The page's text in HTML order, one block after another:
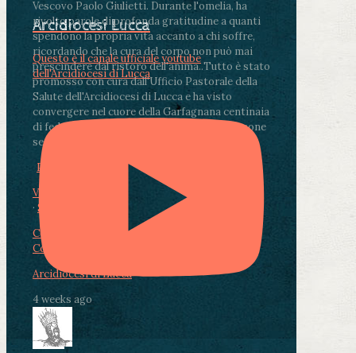
Vescovo Paolo Giulietti. Durante l'omelia, ha
rivolto parole di profonda gratitudine a quanti
spendono la propria vita accanto a chi soffre,
ricordando che la cura del corpo non può mai
prescindere dal ristoro dell'anima..Tutto è stato
promosso con cura dall'Ufficio Pastorale della
Salute dell'Arcidiocesi di Lucca e ha visto
convergere nel cuore della Garfagnana centinaia
di fedeli, operatori sanitari, volontari e persone
segnate dalla malattia.
Photo
View on Facebook
· Share
Condividi su Facebook
Condividi su LinkedIn
Arcidiocesi di Lucca
4 weeks ago
Arcidiocesi Lucca
Questo è il canale ufficiale youtube
dell'Arcidiocesi di Lucca